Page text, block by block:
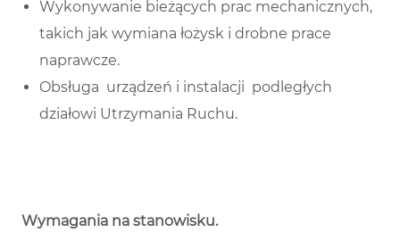
Wykonywanie bieżących prac mechanicznych,
takich jak wymiana łożysk i drobne prace
naprawcze.
Obsługa urządzeń i instalacji podległych
działowi Utrzymania Ruchu.
Wymagania na stanowisku.